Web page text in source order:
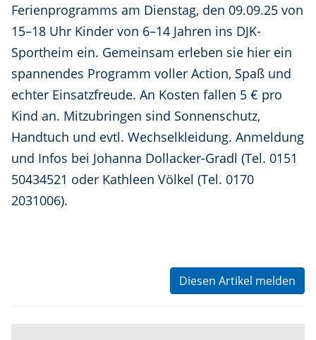
Ferienprogramms am Dienstag, den 09.09.25 von
15–18 Uhr Kinder von 6–14 Jahren ins DJK-
Sportheim ein. Gemeinsam erleben sie hier ein
spannendes Programm voller Action, Spaß und
echter Einsatzfreude. An Kosten fallen 5 € pro
Kind an. Mitzubringen sind Sonnenschutz,
Handtuch und evtl. Wechselkleidung. Anmeldung
und Infos bei Johanna Dollacker-Gradl (Tel. 0151
50434521 oder Kathleen Völkel (Tel. 0170
2031006).
Diesen Artikel melden